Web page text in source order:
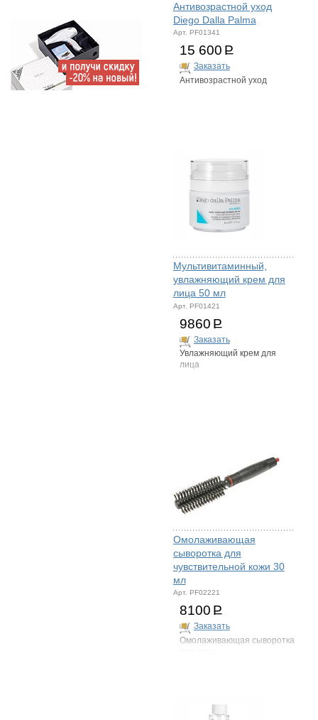
Антивозрастной уход
Diego Dalla Palma
Арт. PF01341
15 600 Р
Заказать
Антивозрастной уход
Мультивитаминный,
увлажняющий крем для
лица 50 мл
Арт. PF01421
9860 Р
Заказать
Увлажняющий крем для
лица
Омолаживающая
сыворотка для
чувствительной кожи 30
мл
Арт. PF02221
8100 Р
Заказать
Омолаживающая сыворотка